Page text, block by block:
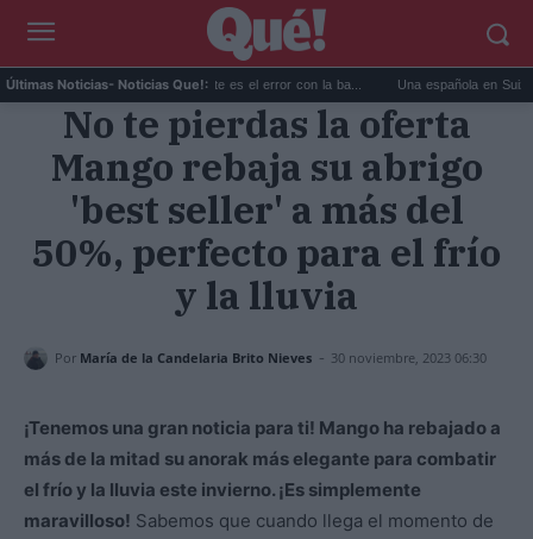
Últimas Noticias- Noticias Que!:
La DGT lo confirma hoy: este es el error con la ba... Una española en Suiza
No te pierdas la oferta
Mango rebaja su abrigo
'best seller' a más del
50%, perfecto para el frío
y la lluvia
Por María de la Candelaria Brito Nieves - 30 noviembre, 2023 06:30
¡Tenemos una gran noticia para ti! Mango ha rebajado a
más de la mitad su anorak más elegante para combatir
el frío y la lluvia este invierno. ¡Es simplemente
maravilloso! Sabemos que cuando llega el momento de